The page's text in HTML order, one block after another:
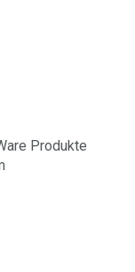
Produkte